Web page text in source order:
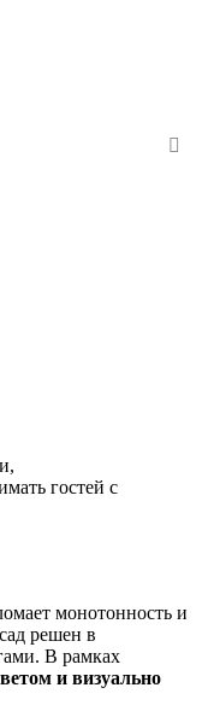
гостей с
монотонность и
решен в
В рамках
и визуально